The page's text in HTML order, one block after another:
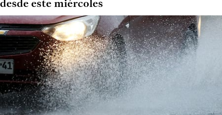
desde este miércoles